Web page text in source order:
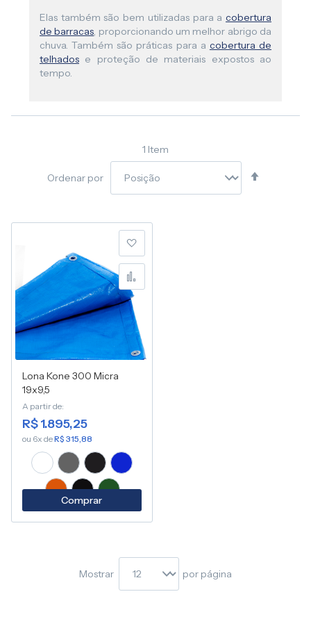
Elas também são bem utilizadas para a cobertura
de barracas, proporcionando um melhor abrigo da
chuva. Também são práticas para a cobertura de
telhados e proteção de materiais expostos ao
tempo.
1 Item
Ordenar por
Lona Kone 300 Micra
19x9,5
A partir de
R$ 1.895,25
ou 6x deR$ 315,88
Comprar
Adicionar à lista de
Adicionar para
Mostrar por página